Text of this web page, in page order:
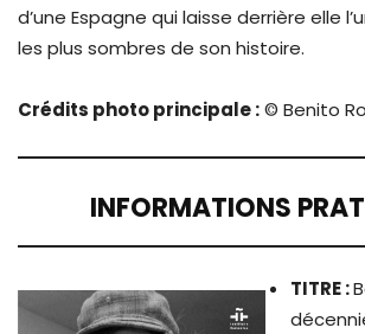
d’une Espagne qui laisse derrière elle
les plus sombres de son histoire.
Crédits photo principale :© Benito
INFORMATIONS
TITRE: